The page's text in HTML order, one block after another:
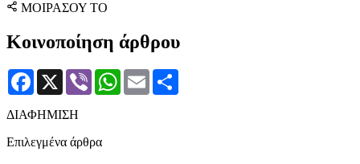
ΜΟΙΡΑΣΟΥ ΤΟ
Κοινοποίηση άρθρου
Facebook
X Viber WhatsApp
Email
ΔΙΑΦΗΜΙΣΗ
Επιλεγμένα άρθρα